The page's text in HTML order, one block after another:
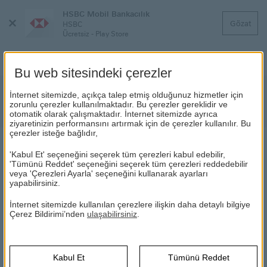
Menüyü
HSBC Mobil Bankacılık
HSBC
Ücretsiz - Play Store
Gözat
Yatırım ve Döviz Fonlarına İlişkin
Stopaj Oranları Hk. / 09.07.2025
HABERLER
09.07.2025
09/07/2025 tarihli ve 32951 sayılı Resmi Gazete'de yayımlanan
10041 sayılı Cumhurbaşkanı Kararı ile Türk Lirası ve Döviz
belirlenen stopaj oranlarında değişiklik yapılmıştır.
Bu web sitesindeki çerezler
İnternet sitemizde, açıkça talep etmiş olduğunuz hizmetler için
zorunlu çerezler kullanılmaktadır. Bu çerezler gereklidir ve
otomatik olarak çalışmaktadır. İnternet sitemizde ayrıca
ziyaretinizin performansını artırmak için de çerezler kullanılır. Bu
çerezler isteğe bağlıdır,
'Kabul Et' seçeneğini seçerek tüm çerezleri kabul edebilir,
'Tümünü Reddet' seçeneğini seçerek tüm çerezleri reddedebilir
veya 'Çerezleri Ayarla' seçeneğini kullanarak ayarları
yapabilirsiniz.
İnternet sitemizde kullanılan çerezlere ilişkin daha detaylı bilgiye
Çerez Bildirimi’nden ulaşabilirsiniz
Kabul Et Tümünü Reddet